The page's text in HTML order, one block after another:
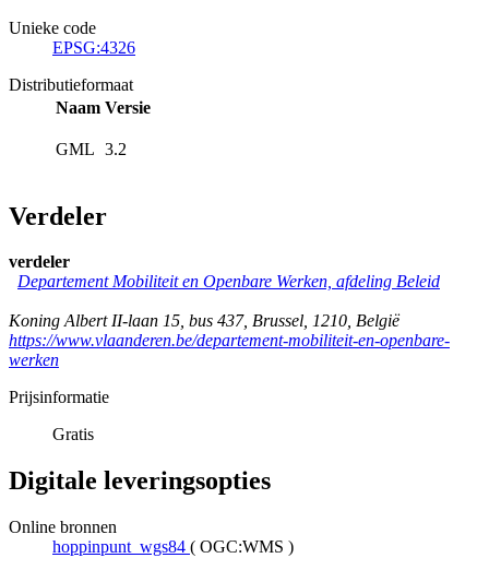
Unieke code
EPSG:4326
Distributieformaat
Naam Versie
GML 3.2
Verdeler
verdeler
Departement Mobiliteit en Openbare Werken, afdeling Beleid
Koning Albert II-laan 15, bus 437, Brussel, 1210, België
https://www.vlaanderen.be/departement-mobiliteit-en-openbare-
werken
Prijsinformatie
Gratis
Digitale leveringsopties
Online bronnen
hoppinpunt_wgs84 ( OGC:WMS )